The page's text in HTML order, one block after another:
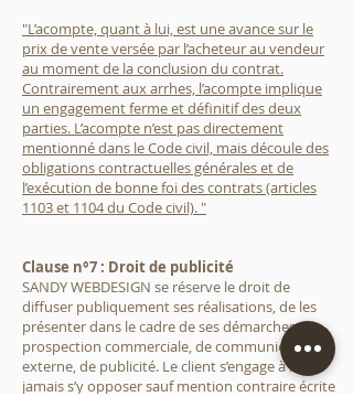
"L’acompte, quant à lui, est une avance sur le
prix de vente versée par l’acheteur au vendeur
au moment de la conclusion du contrat.
Contrairement aux arrhes, l’acompte implique
un engagement ferme et définitif des deux
parties. L’acompte n’est pas directement
mentionné dans le Code civil, mais découle des
obligations contractuelles générales et de
l’exécution de bonne foi des contrats (articles
1103 et 1104 du Code civil). "
Clause n°7 : Droit de publicité
SANDY WEBDESIGN se réserve le droit de
diffuser publiquement ses réalisations, de les
présenter dans le cadre de ses démarches de
prospection commerciale, de communication
externe, de publicité. Le client s’engage à ne
jamais s’y opposer sauf mention contraire écrite